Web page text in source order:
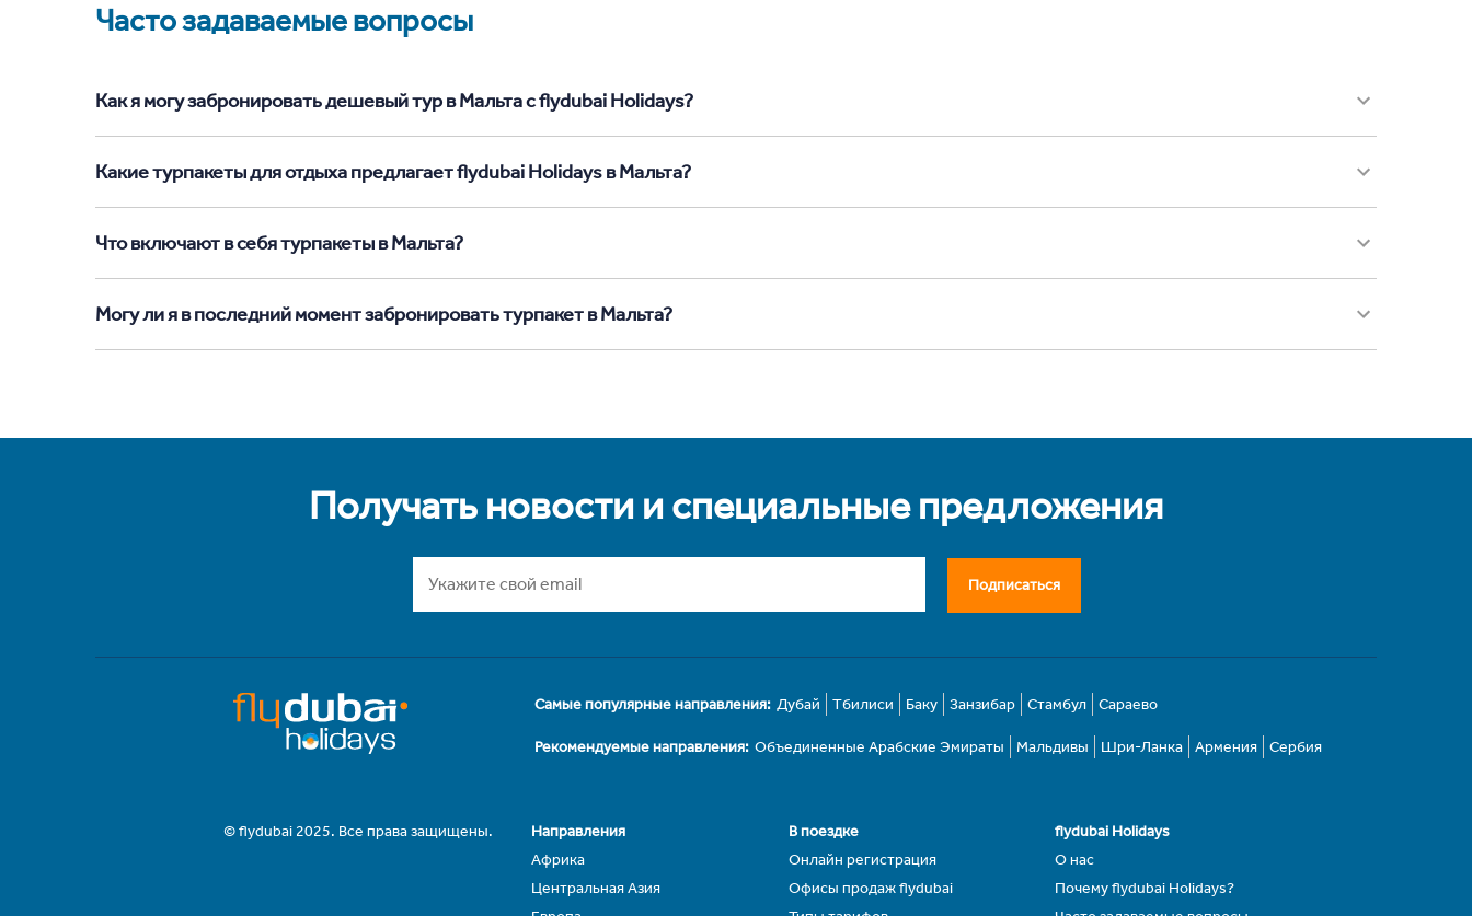
Часто задаваемые вопросы
Как я могу забронировать дешевый тур в Мальта с flydubai Holidays?
Какие турпакеты для отдыха предлагает flydubai Holidays в Мальта?
Что включают в себя турпакеты в Мальта?
Могу ли я в последний момент забронировать турпакет в Мальта?
Получать новости и специальные предложения
Подписаться
Самые популярные направления: Дубай Тбилиси Баку Занзибар Стамбул Сараево
Рекомендуемые направления: Объединенные Арабские Эмираты Мальдивы Шри-Ланка Армения Сербия
© flydubai 2025. Все права защищены.
Направления
Африка
Центральная Азия
В поездке
Онлайн регистрация
Офисы продаж flydubai
flydubai Holidays
О нас
Почему flydubai Holidays?